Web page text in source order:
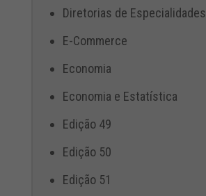
Diretorias de Especialidades
E-Commerce
Economia
Economia e Estatística
Edição 49
Edição 50
Edição 51